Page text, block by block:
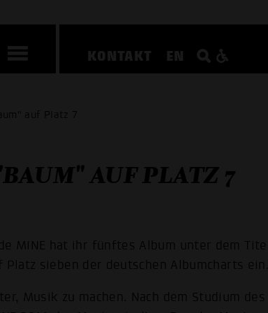
KONTAKT EN
auf Platz 7
AUF PLATZ 7
MINE hat ihr fünftes Album unter dem Titel
sieben der deutschen Albumcharts ein.
Musik zu machen. Nach dem Studium des